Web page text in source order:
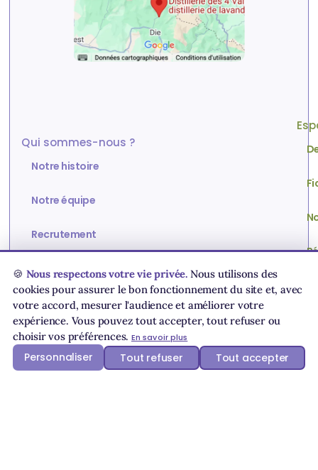
Qui sommes-nous ?
Notre histoire
Notre équipe
Recrutement
Partenaires
Engagements
FAQ
Contact
🍪 Nous respectons votre vie privée.Nous utilisons des
cookies pour assurer le bon fonctionnement du site et, avec
votre accord, mesurer l'audience et améliorer votre
expérience. Vous pouvez tout accepter, tout refuser ou
choisir vos préférences. En savoir plus
Personnaliser Tout refuser Tout accepter